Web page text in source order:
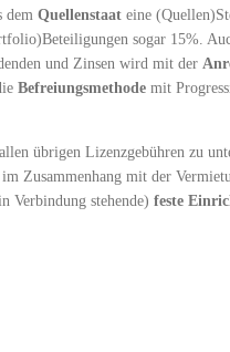
dem Quellenstaat eine
sogar 15%.
und Zinsen wird mit der
Befreiungsmethode mit
übrigen Lizenzgebühren zu
Zusammenhang mit der
Verbindung stehende) feste